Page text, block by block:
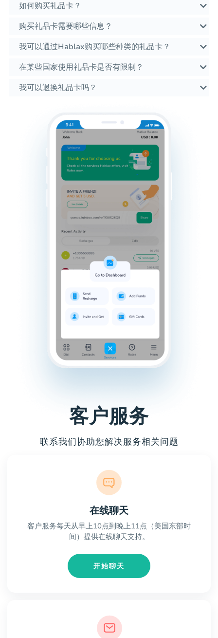
如何购买礼品卡？
购买礼品卡需要哪些信息？
我可以通过Hablax购买哪些种类的礼品卡？
在某些国家使用礼品卡是否有限制？
我可以退换礼品卡吗？
客户服务
联系我们协助您解决服务相关问题
在线聊天
客户服务每天从早上10点到晚上11点（美国东部时
间）提供在线聊天支持。
开始聊天